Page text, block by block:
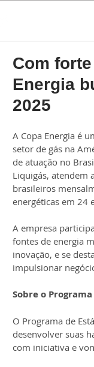
Com
Energia
2025
A Copa Energia é
setor de gás na
de atuação no
Liquigás, atendem
brasileiros
energéticas em 24
A empresa
fontes de energia
inovação, e se
impulsionar
Sobre o
O Programa de
desenvolver suas
com iniciativa e